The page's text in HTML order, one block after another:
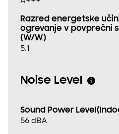
Razred energetske
ogrevanje v povprečni
(W/W)
5.1
Noise Level
Sound Power
56 dBA